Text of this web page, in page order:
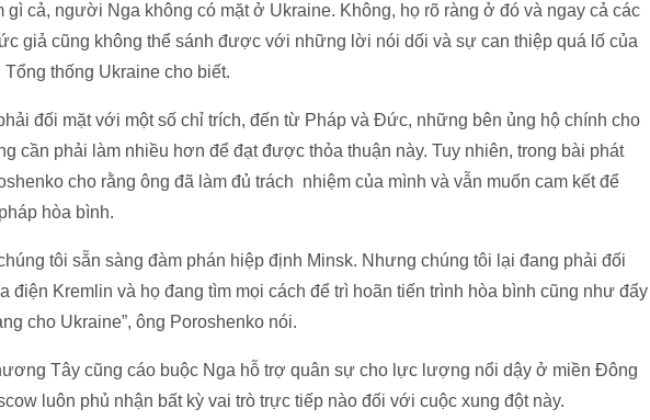
gì cả, người Nga không có mặt ở Ukraine. Không, họ rõ ràng ở đó và ngay cả các
giả cũng không thể sánh được với những lời nói dối và sự can thiệp quá lố của
thống Ukraine cho biết.
đối mặt với một số chỉ trích, đến từ Pháp và Đức, những bên ủng hộ chính cho
cần phải làm nhiều hơn để đạt được thỏa thuận này. Tuy nhiên, trong bài phát
cho rằng ông đã làm đủ trách nhiệm của mình và vẫn muốn cam kết để
hòa bình.
tôi sẵn sàng đàm phán hiệp định Minsk. Nhưng chúng tôi lại đang phải đối
điện Kremlin và họ đang tìm mọi cách để trì hoãn tiến trình hòa bình cũng như đẩy
cho Ukraine”, ông Poroshenko nói.
Tây cũng cáo buộc Nga hỗ trợ quân sự cho lực lượng nổi dậy ở miền Đông
luôn phủ nhận bất kỳ vai trò trực tiếp nào đối với cuộc xung đột này.